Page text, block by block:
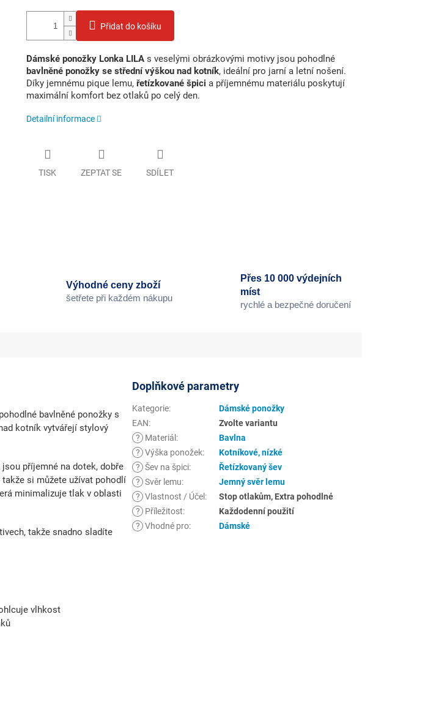
Přidat do košíku
Dámské ponožky Lonka LILA s veselými obrázkovými motivy jsou pohodlné
bavlněné ponožky se střední výškou nad kotník, ideální pro jarní a letní nošení.
Díky jemnému pique lemu, řetízkované špici a příjemnému materiálu poskytují
maximální komfort bez otlaků po celý den.
Detailní informace
TISK ZEPTAT SE SDÍLET
Výhodné ceny zboží
šetřete při každém nákupu
Přes 10 000 výdejních
míst
rychlé a bezpečné doručení
bavlněné ponožky s
kotník vytvářejí stylový
příjemné na dotek, dobře
si můžete užívat pohodlí
minimalizuje tlak v oblasti
takže snadno sladíte
vlhkost
Doplňkové parametry
Kategorie:
Dámské ponožky
EAN:
Zvolte variantu
?
Materiál :
Bavlna
? Výška ponožek:
Kotníkové, nízké
? Šev na špici:
Řetízkovaný šev
? Svěr lemu:
Jemný svěr lemu
? Vlastnost / Účel :
Stop otlakům, Extra pohodlné
?
Příležitost:
Každodenní použití
? Vhodné pro: Dámské